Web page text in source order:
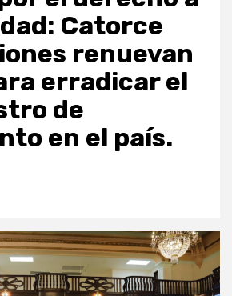
Catorce
renuevan
erradicar el
de
en el país.